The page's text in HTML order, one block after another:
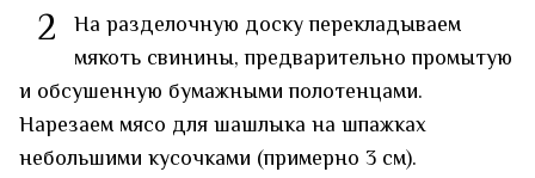
2 На разделочную доску перекладываем
мякоть свинины, предварительно промытую
и обсушенную бумажными полотенцами.
Нарезаем мясо для шашлыка на шпажках
небольшими кусочками (примерно 3 см).